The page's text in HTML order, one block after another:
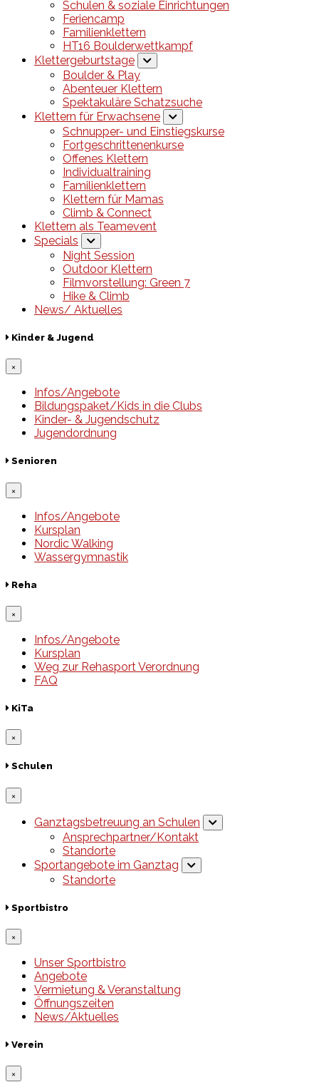
Schulen & soziale Einrichtungen
Feriencamp
Familienklettern
HT16 Boulderwettkampf
Klettergeburtstage
Boulder & Play
Abenteuer Klettern
Spektakuläre Schatzsuche
Klettern für Erwachsene
Schnupper- und Einstiegskurse
Fortgeschrittenenkurse
Offenes Klettern
Individualtraining
Familienklettern
Klettern für Mamas
Climb & Connect
Klettern als Teamevent
Specials
Night Session
Outdoor Klettern
Filmvorstellung: Green 7
Hike & Climb
News/ Aktuelles
Kinder & Jugend
×
Infos/Angebote
Bildungspaket/Kids in die Clubs
Kinder- & Jugendschutz
Jugendordnung
Senioren
×
Infos/Angebote
Kursplan
Nordic Walking
Wassergymnastik
Reha
×
Infos/Angebote
Kursplan
Weg zur Rehasport Verordnung
FAQ
KiTa
×
Schulen
×
Ganztagsbetreuung an Schulen
Ansprechpartner/Kontakt
Standorte
Sportangebote im Ganztag
Standorte
Sportbistro
×
Unser Sportbistro
Angebote
Vermietung & Veranstaltung
Öffnungszeiten
News/Aktuelles
Verein
×